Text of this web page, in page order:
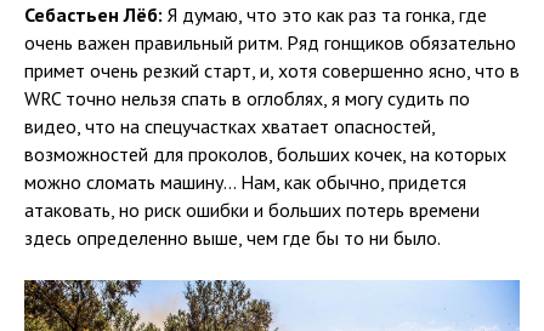
Себастьен Лёб: Я думаю, что это как раз та гонка, где
очень важен правильный ритм. Ряд гонщиков обязательно
примет очень резкий старт, и, хотя совершенно ясно, что в
WRC точно нельзя спать в оглоблях, я могу судить по
видео, что на спецучастках хватает опасностей,
возможностей для проколов, больших кочек, на которых
можно сломать машину... Нам, как обычно, придется
атаковать, но риск ошибки и больших потерь времени
здесь определенно выше, чем где бы то ни было.